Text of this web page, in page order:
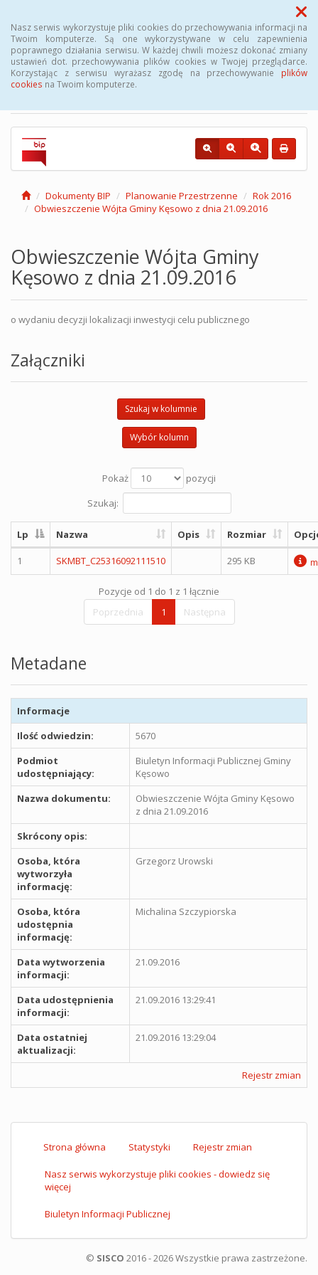
Nasz serwis wykorzystuje pliki cookies do przechowywania informacji na
Twoim komputerze. Są one wykorzystywane w celu zapewnienia
poprawnego działania serwisu. W każdej chwili możesz dokonać zmiany
ustawień dot. przechowywania plików cookies w Twojej przeglądarce.
Korzystając z serwisu wyrażasz zgodę na przechowywanie plików
cookies na Twoim komputerze.
Menu
Biuletyn Informacji
Publicznej Gminy Kęsowo
Dokumenty BIP Planowanie Przestrzenne
Rok 2016
Obwieszczenie Wójta Gminy Kęsowo z dnia 21.09.2016
Obwieszczenie Wójta Gminy
Kęsowo z dnia 21.09.2016
o wydaniu decyzji lokalizacji inwestycji celu publicznego
Załączniki
Szukaj w kolumnie
Wybór kolumn
Pokaż
pozycji
Szukaj:
Lp Nazwa Opis Rozmiar
1 SKMBT_C25316092111510 295 KB
Pozycje od 1 do 1 z 1 łącznie
Poprzednia
1 Następna
Metadane
Informacje
Ilość odwiedzin:
5670
Podmiot
udostępniający:
Biuletyn Informacji Publicznej Gminy
Kęsowo
Nazwa dokumentu:
Obwieszczenie Wójta Gminy Kęsowo
z dnia 21.09.2016
Skrócony opis:
Osoba, która
wytworzyła
informację:
Grzegorz Urowski
Osoba, która
udostępnia
informację:
Michalina Szczypiorska
Data wytworzenia
informacji:
21.09.2016
Data udostępnienia
informacji:
21.09.2016 13:29:41
Data ostatniej
aktualizacji:
21.09.2016 13:29:04
Rejestr zmian
Strona główna Statystyki Rejestr zmian
Nasz serwis wykorzystuje pliki cookies - dowiedz się
więcej
Biuletyn Informacji Publicznej
© SISCO 2016 - 2026 Wszystkie prawa zastrzeżone.